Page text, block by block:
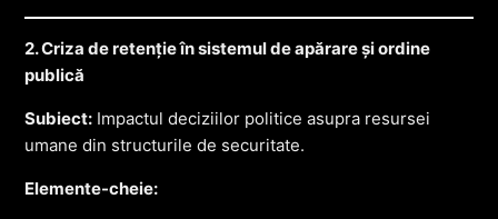
2. Criza de retenție în sistemul de apărare și ordine
publică
Subiect: Impactul deciziilor politice asupra resursei
umane din structurile de securitate.
Elemente-cheie: